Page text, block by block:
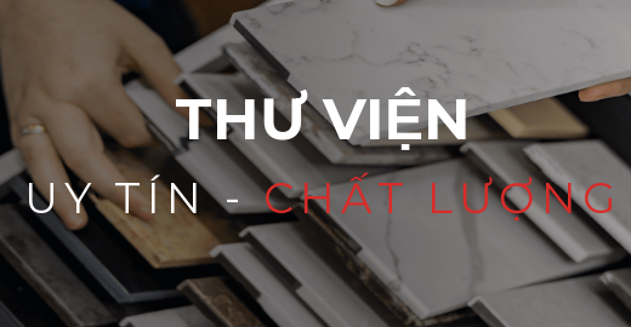
THƯ VIỆN
UY TÍN -CHẤT LƯỢNG